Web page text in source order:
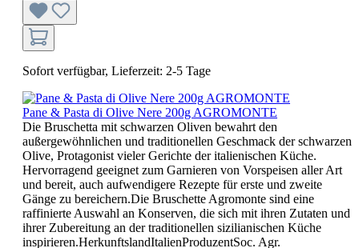
Sofort verfügbar, Lieferzeit: 2-5 Tage
Pane & Pasta di Olive Nere 200g AGROMONTE
Die Bruschetta mit schwarzen Oliven bewahrt den
außergewöhnlichen und traditionellen Geschmack der schwarzen
Olive, Protagonist vieler Gerichte der italienischen Küche.
Hervorragend geeignet zum Garnieren von Vorspeisen aller Art
und bereit, auch aufwendigere Rezepte für erste und zweite
Gänge zu bereichern.Die Bruschette Agromonte sind eine
raffinierte Auswahl an Konserven, die sich mit ihren Zutaten und
ihrer Zubereitung an der traditionellen sizilianischen Küche
inspirieren.HerkunftslandItalienProduzentSoc. Agr.